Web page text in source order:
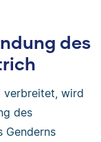
des
verbreitet, wird
des
Genderns